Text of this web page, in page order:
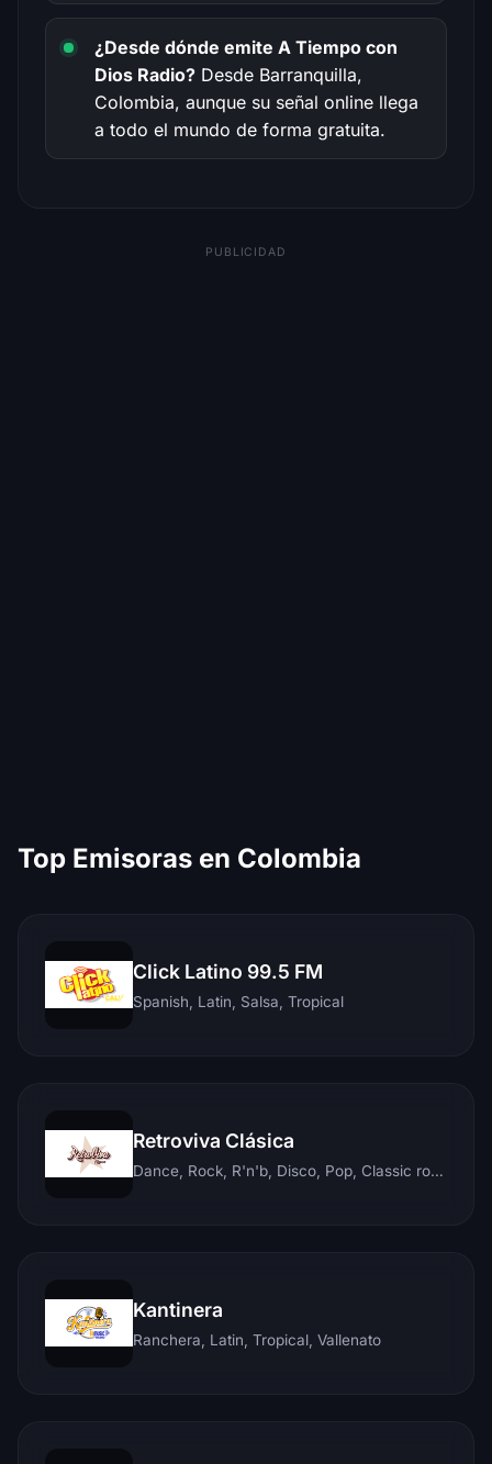
¿Desde dónde emite A Tiempo con
Dios Radio? Desde Barranquilla,
Colombia, aunque su señal online llega
a todo el mundo de forma gratuita.
PUBLICIDAD
Top Emisoras en Colombia
Click Latino 99.5 FM
Spanish, Latin, Salsa, Tropical
Retroviva Clásica
Dance, Rock, R'n'b, Disco, Pop, Classic rock, Techno, Reggae
Kantinera
Ranchera, Latin, Tropical, Vallenato